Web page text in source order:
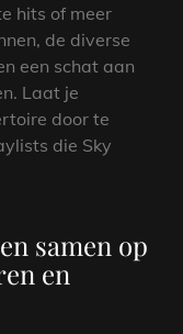
hits of meer
de diverse
een schat aan
Laat je
door te
die Sky
samen op
en